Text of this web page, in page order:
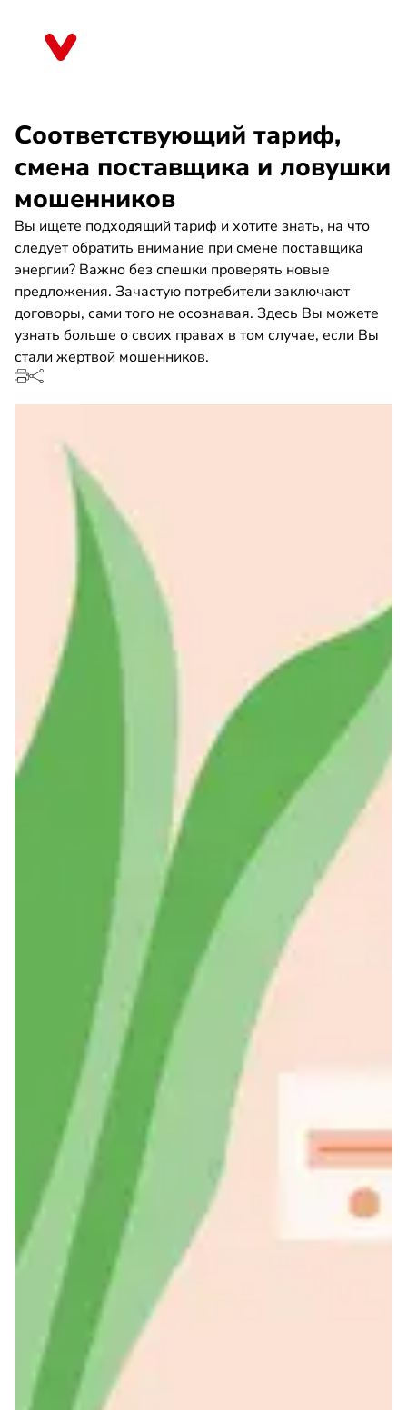
Соответствующий тариф,
смена поставщика и ловушки
мошенников
Вы ищете подходящий тариф и хотите знать, на что
следует обратить внимание при смене поставщика
энергии? Важно без спешки проверять новые
предложения. Зачастую потребители заключают
договоры, сами того не осознавая. Здесь Вы можете
узнать больше о своих правах в том случае, если Вы
стали жертвой мошенников.